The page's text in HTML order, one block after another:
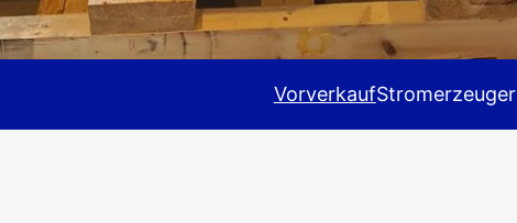
VorverkaufStromerzeuger